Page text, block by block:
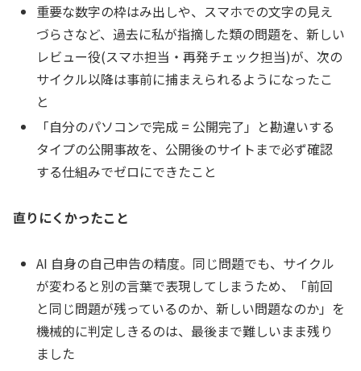
重要な数字の枠はみ出しや、スマホでの文字の見え
づらさなど、過去に私が指摘した類の問題を、新しい
レビュー役(スマホ担当・再発チェック担当)が、次の
サイクル以降は事前に捕まえられるようになったこ
と
「自分のパソコンで完成 = 公開完了」と勘違いする
タイプの公開事故を、公開後のサイトまで必ず確認
する仕組みでゼロにできたこと
直りにくかったこと
AI 自身の自己申告の精度。同じ問題でも、サイクル
が変わると別の言葉で表現してしまうため、「前回
と同じ問題が残っているのか、新しい問題なのか」を
機械的に判定しきるのは、最後まで難しいまま残り
ました